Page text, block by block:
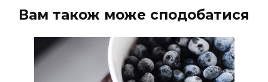
Вам також може сподобатися